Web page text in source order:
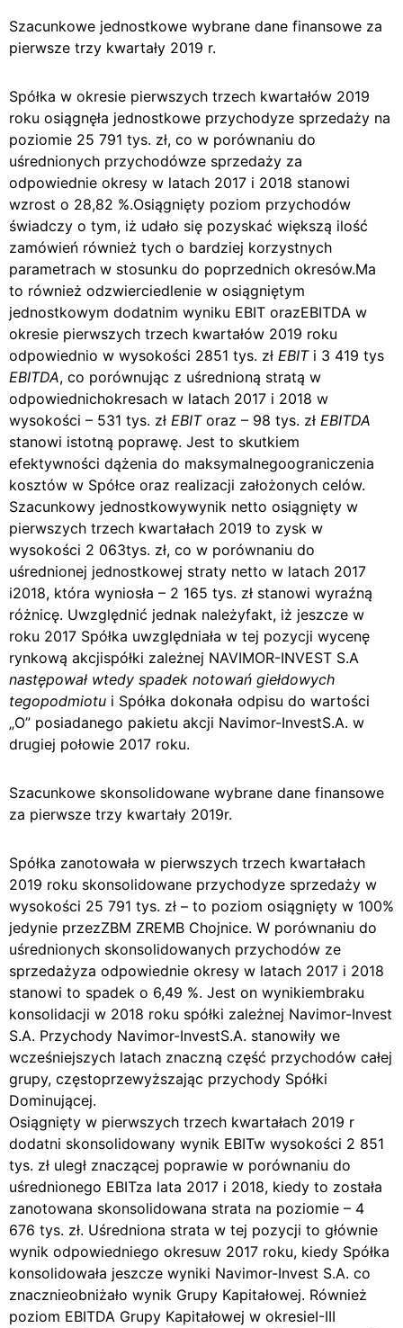
Szacunkowe jednostkowe wybrane dane finansowe za
pierwsze trzy kwartały 2019 r.
Spółka w okresie pierwszych trzech kwartałów 2019
roku osiągnęła jednostkowe przychodyze sprzedaży na
poziomie 25 791 tys. zł, co w porównaniu do
uśrednionych przychodówze sprzedaży za
odpowiednie okresy w latach 2017 i 2018 stanowi
wzrost o 28,82 %.Osiągnięty poziom przychodów
świadczy o tym, iż udało się pozyskać większą ilość
zamówień również tych o bardziej korzystnych
parametrach w stosunku do poprzednich okresów.Ma
to również odzwierciedlenie w osiągniętym
jednostkowym dodatnim wyniku EBIT orazEBITDA w
okresie pierwszych trzech kwartałów 2019 roku
odpowiednio w wysokości 2851 tys. zł EBITi 3 419 tys
EBITDA, co porównując z uśrednioną stratą w
odpowiednichokresach w latach 2017 i 2018 w
wysokości – 531 tys. zł EBIToraz – 98 tys. zł EBITDA
stanowi istotną poprawę. Jest to skutkiem
efektywności dążenia do maksymalnegoograniczenia
kosztów w Spółce oraz realizacji założonych celów.
Szacunkowy jednostkowywynik netto osiągnięty w
pierwszych trzech kwartałach 2019 to zysk w
wysokości 2 063tys. zł, co w porównaniu do
uśrednionej jednostkowej straty netto w latach 2017
i2018, która wyniosła – 2 165 tys. zł stanowi wyraźną
różnicę. Uwzględnić jednak należyfakt, iż jeszcze w
roku 2017 Spółka uwzględniała w tej pozycji wycenę
rynkową akcjispółki zależnej NAVIMOR-INVEST S.A
następował wtedy spadek notowań giełdowych
tegopodmiotu i Spółka dokonała odpisu do wartości
„O” posiadanego pakietu akcji Navimor-InvestS.A. w
drugiej połowie 2017 roku.
Szacunkowe skonsolidowane wybrane dane finansowe
za pierwsze trzy kwartały 2019r.
Spółka zanotowała w pierwszych trzech kwartałach
2019 roku skonsolidowane przychodyze sprzedaży w
wysokości 25 791 tys. zł – to poziom osiągnięty w 100%
jedynie przezZBM ZREMB Chojnice. W porównaniu do
uśrednionych skonsolidowanych przychodów ze
sprzedażyza odpowiednie okresy w latach 2017 i 2018
stanowi to spadek o 6,49 %. Jest on wynikiembraku
konsolidacji w 2018 roku spółki zależnej Navimor-Invest
S.A. Przychody Navimor-InvestS.A. stanowiły we
wcześniejszych latach znaczną część przychodów całej
grupy, częstoprzewyższając przychody Spółki
Dominującej.
Osiągnięty w pierwszych trzech kwartałach 2019 r
dodatni skonsolidowany wynik EBITw wysokości 2 851
tys. zł uległ znaczącej poprawie w porównaniu do
uśrednionego EBITza lata 2017 i 2018, kiedy to została
zanotowana skonsolidowana strata na poziomie – 4
676 tys. zł. Uśredniona strata w tej pozycji to głównie
wynik odpowiedniego okresuw 2017 roku, kiedy Spółka
konsolidowała jeszcze wyniki Navimor-Invest S.A. co
znacznieobniżało wynik Grupy Kapitałowej. Również
poziom EBITDA Grupy Kapitałowej w okresieI-III